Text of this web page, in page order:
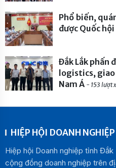
Phổ biến,
được Quốc
Đắk Lắk phấn
logistics, giao
Nam Á - 153 lượt
HIỆP HỘI DOANH
Hiệp hội Doanh nghiệp tỉnh
cộng đồng doanh nghiệp trên